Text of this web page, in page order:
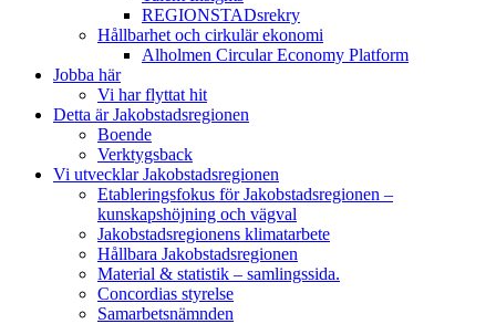
REGIONSTADsrekry
Hållbarhet och cirkulär ekonomi
Alholmen Circular Economy Platform
Jobba här
Vi har flyttat hit
Detta är Jakobstadsregionen
Boende
Verktygsback
Vi utvecklar Jakobstadsregionen
Etableringsfokus för Jakobstadsregionen –
kunskapshöjning och vägval
Jakobstadsregionens klimatarbete
Hållbara Jakobstadsregionen
Material & statistik – samlingssida.
Concordias styrelse
Samarbetsnämnden